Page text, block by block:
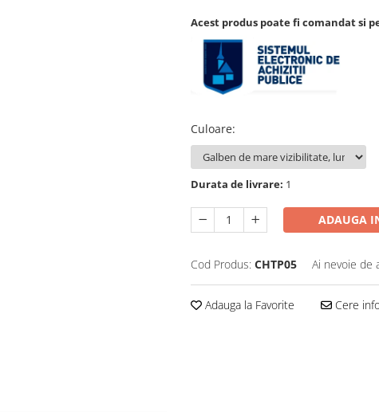
Acest produs poate fi comandat si
Culoare:
Durata de livrare: 1
ADAUGA
Cod Produs: CHTP05 Ai nevoie de
Adauga la Favorite Cere